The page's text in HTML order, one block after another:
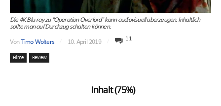
Die 4K Blu-ray zu "Operation Overlord" kann audiovisuell überzeugen. Inhaltlich
sollte man auf Durchzug schalten können.
VonTimo Wolters 10. April 2019 11
Filme Review
Inhalt (75%)